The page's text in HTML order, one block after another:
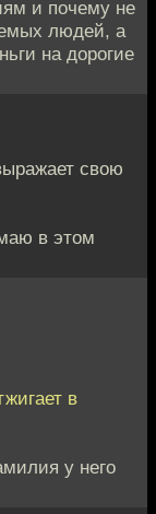
и почему не
людей, а
на дорогие
свою
в этом
в
у него